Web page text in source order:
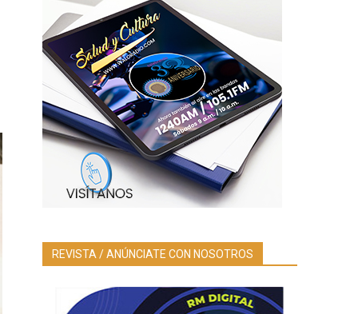
REVISTA / ANÚNCIATE CON NOSOTROS